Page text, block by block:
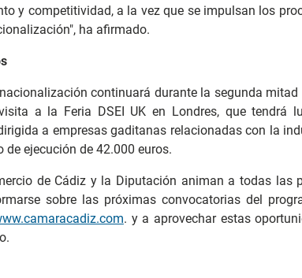
y competitividad, a la vez que se impulsan los
ha afirmado.
continuará durante la segunda
a la Feria DSEI UK en Londres, que tendrá
a empresas gaditanas relacionadas con la
de ejecución de 42.000 euros.
de Cádiz y la Diputación animan a todas las
sobre las próximas convocatorias del
. y a aprovechar estas